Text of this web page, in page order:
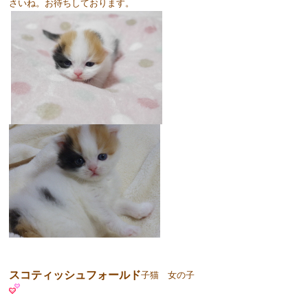
さいね。お待ちしております。
スコティッシュフォールド子猫 女の子